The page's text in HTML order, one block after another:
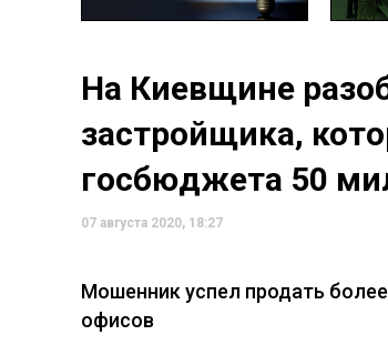
На Киевщине
застройщика,
госбюджета 50
07 августа 2020, 18:27
Мошенник успел продать
офисов